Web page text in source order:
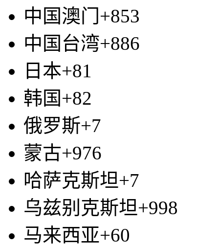
中国澳门+853
中国台湾+886
日本+81
韩国+82
俄罗斯+7
蒙古+976
哈萨克斯坦+7
乌兹别克斯坦+998
马来西亚+60